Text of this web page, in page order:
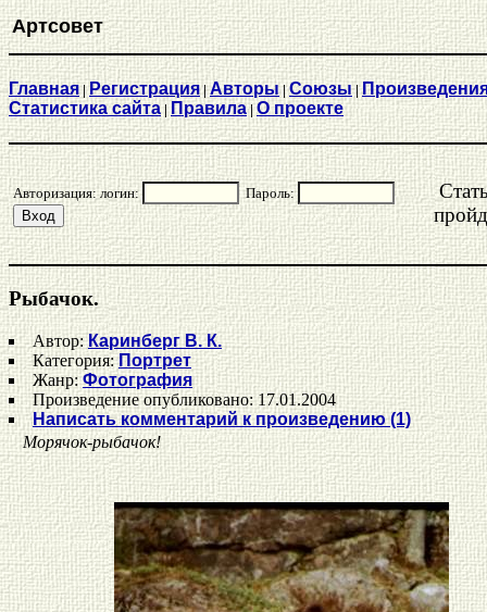
Артсовет
Главная|Регистрация|Aвторы|Союзы|
Статистика сайта | Правила|О проекте
Авторизация: логин: Пароль:
Рыбачок.
Автор:Каринберг В. К.
Категория:Портрет
Жанр:Фотография
Произведение опубликовано: 17.01.2004
Написать комментарий к произведению (1)
Морячок-рыбачок!